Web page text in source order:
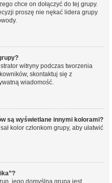
chce on dołączyć do tej grupy.
proszę nie nękać lidera grupy
witryny podczas tworzenia
skontaktuj się z
wiadomość.
są wyświetlane innymi kolorami?
kolor członkom grupy, aby ułatwić
jego domyślna grupa jest